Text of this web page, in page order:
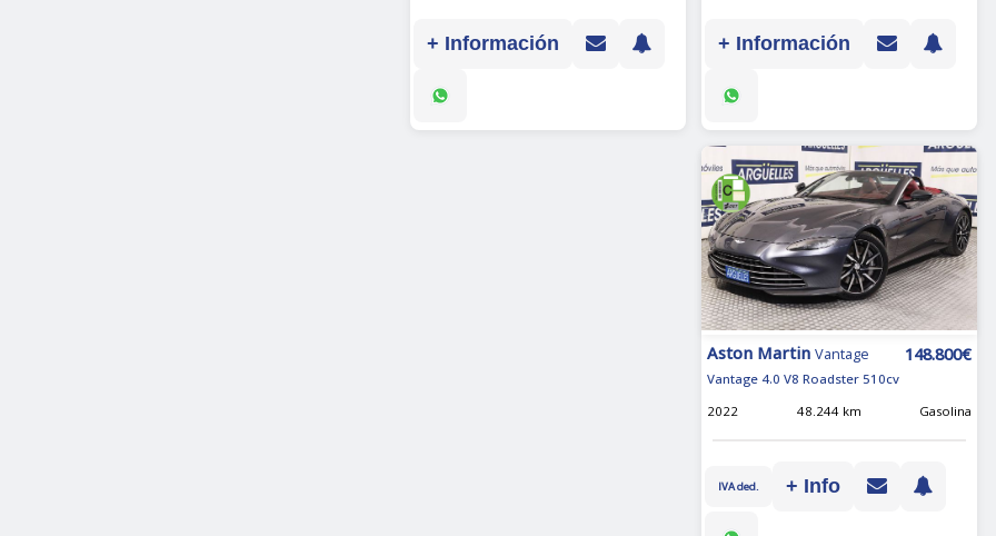
+ Información + Información
Aston Martin Vantage 148.800€
Vantage 4.0 V8 Roadster 510cv
2022
48.244 km Gasolina
IVA ded. + Info